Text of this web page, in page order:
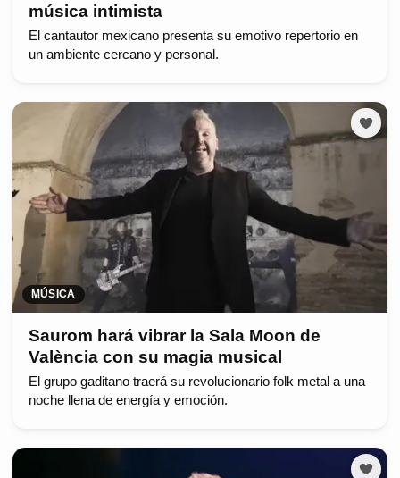
música intimista
El cantautor mexicano presenta su emotivo repertorio en
un ambiente cercano y personal.
MÚSICA
Saurom hará vibrar la Sala Moon de
València con su magia musical
El grupo gaditano traerá su revolucionario folk metal a una
noche llena de energía y emoción.